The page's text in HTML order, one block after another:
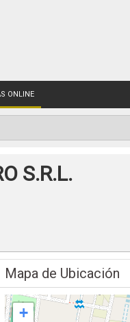
ONLINE
S.R.L.
Mapa de Ubicación
+